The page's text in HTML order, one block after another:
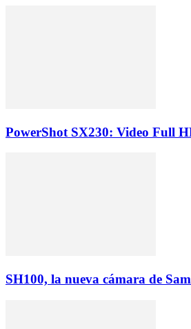
PowerShot SX230: Video Full
SH100, la nueva cámara de